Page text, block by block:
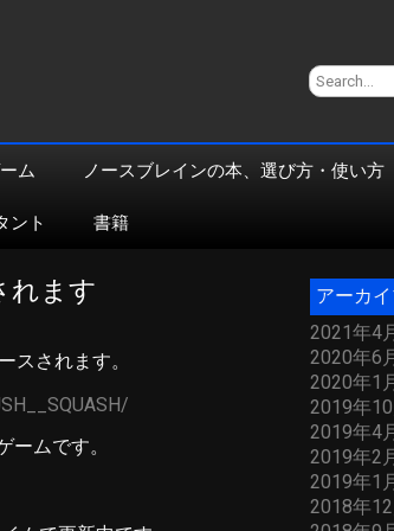
ム ノースブレインの本、選び方・使い方
ント 書籍
れます
スされます。
ームです。
アーカ
2021年4
2020年6
2020年1
2019年10
2019年4
2019年2
2019年1
2018年12